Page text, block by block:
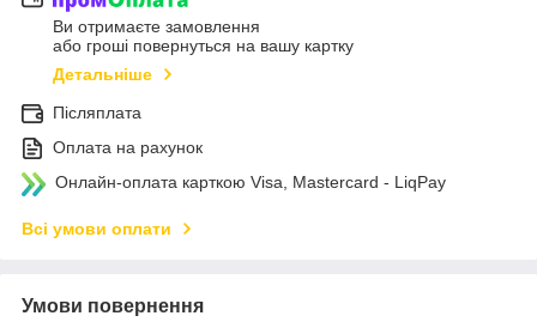
Ви отримаєте замовлення
або гроші повернуться на вашу картку
Детальніше
Післяплата
Оплата на рахунок
Онлайн-оплата карткою Visa, Mastercard - LiqPay
Всі умови оплати
Умови повернення